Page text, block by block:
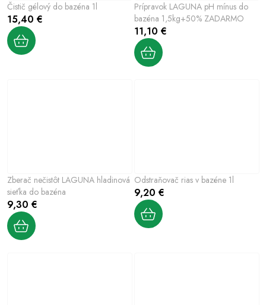
Čistič gélový do bazéna 1l
15,40 €
Prípravok LAGUNA pH mínus do
bazéna 1,5kg+50% ZADARMO
11,10 €
Zberač nečistôt LAGUNA hladinová
sieťka do bazéna
9,30 €
Odstraňovač rias v bazéne 1l
9,20 €